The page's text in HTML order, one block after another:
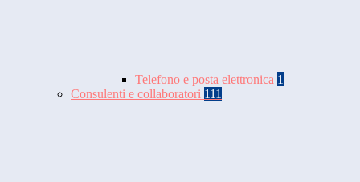
Telefono e posta elettronica 1
Consulenti e collaboratori 111